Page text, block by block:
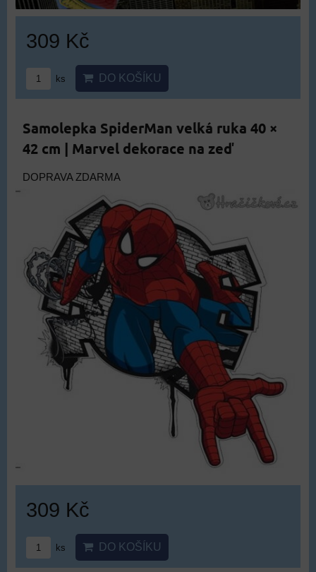
309 Kč
ks DO KOŠÍKU
Samolepka SpiderMan velká ruka 40 ×
42 cm | Marvel dekorace na zeď
DOPRAVA ZDARMA
309 Kč
ks DO KOŠÍKU